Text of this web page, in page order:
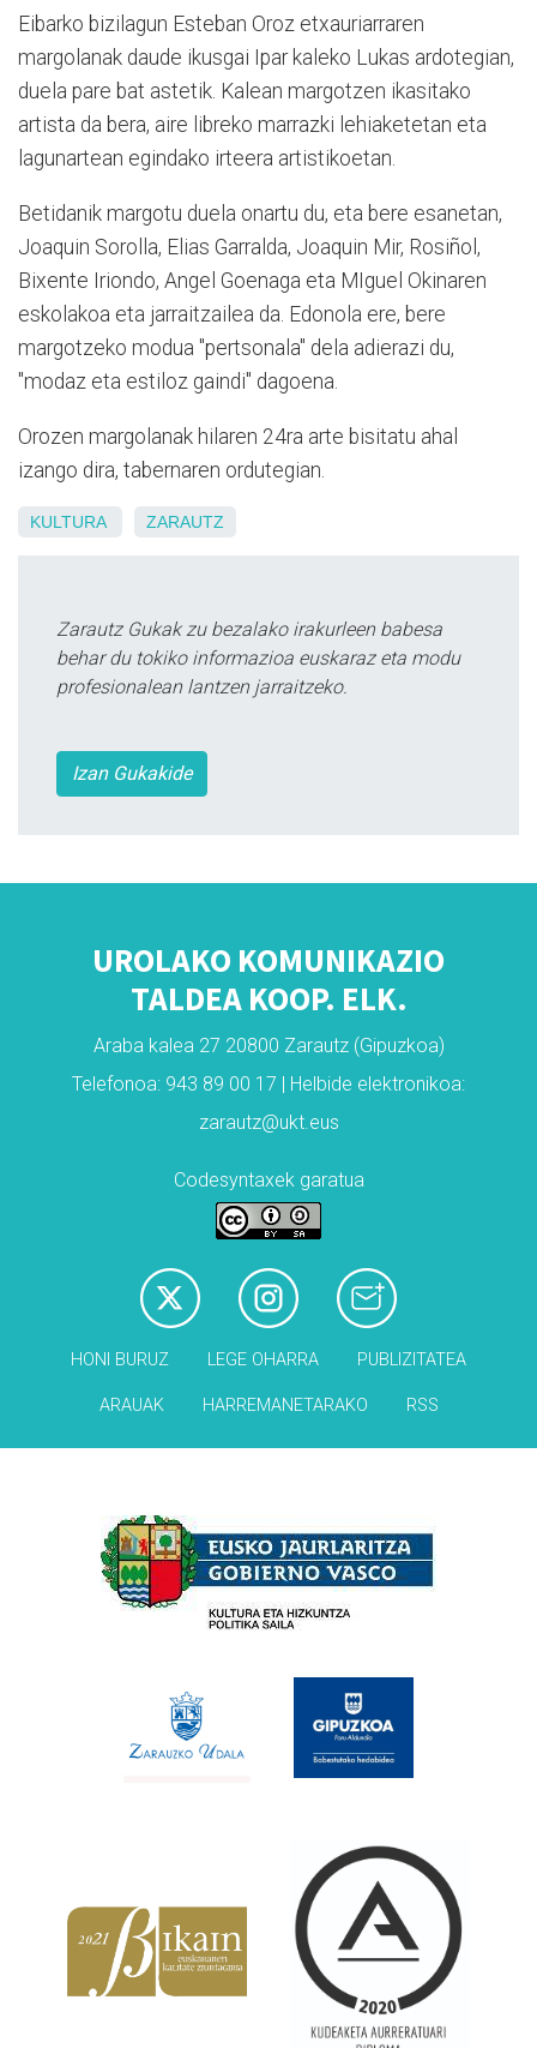
Eibarko bizilagun Esteban Oroz etxauriarraren
margolanak daude ikusgai Ipar kaleko Lukas ardotegian,
duela pare bat astetik. Kalean margotzen ikasitako
artista da bera, aire libreko marrazki lehiaketetan eta
lagunartean egindako irteera artistikoetan.
Betidanik margotu duela onartu du, eta bere esanetan,
Joaquin Sorolla, Elias Garralda, Joaquin Mir, Rosiñol,
Bixente Iriondo, Angel Goenaga eta MIguel Okinaren
eskolakoa eta jarraitzailea da. Edonola ere, bere
margotzeko modua "pertsonala" dela adierazi du,
"modaz eta estiloz gaindi" dagoena.
Orozen margolanak hilaren 24ra arte bisitatu ahal
izango dira, tabernaren ordutegian.
KULTURA ZARAUTZ
Zarautz Gukak zu bezalako irakurleen babesa
behar du tokiko informazioa euskaraz eta modu
profesionalean lantzen jarraitzeko.
Izan Gukakide
UROLAKO KOMUNIKAZIO
TALDEA KOOP. ELK.
Araba kalea 27 20800 Zarautz (Gipuzkoa)
Telefonoa: 943 89 00 17 | Helbide elektronikoa:
zarautz@ukt.eus
Codesyntaxek garatua
HONI BURUZ LEGE OHARRA PUBLIZITATEA
ARAUAK HARREMANETARAKO RSS